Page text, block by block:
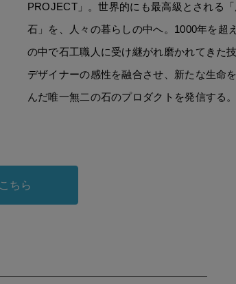
PROJECT」。世界的にも最高級とされる
石」を、人々の暮らしの中へ。1000年を超
の中で石工職人に受け継がれ磨かれてきた技
デザイナーの感性を融合させ、新たな生命
んだ唯一無二の石のプロダクトを発信する。
ちら